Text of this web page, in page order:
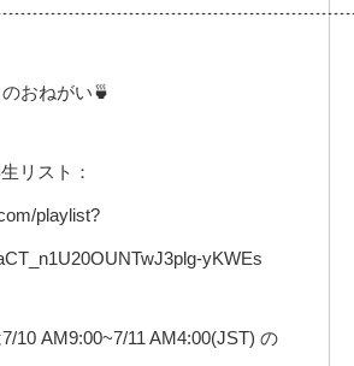
おねがい🍵
リスト：
playlist?
yKWEs
10 AM9:00~7/11 AM4:00(JST) の